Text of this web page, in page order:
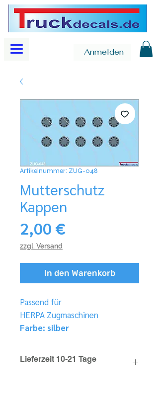
Anmelden
Artikelnummer: ZUG-048
Mutterschutz
Kappen
2,00 €Preis
zzgl. Versand
In den Warenkorb
Passend für
HERPA Zugmaschinen
Farbe: silber
Lieferzeit 10-21 Tage